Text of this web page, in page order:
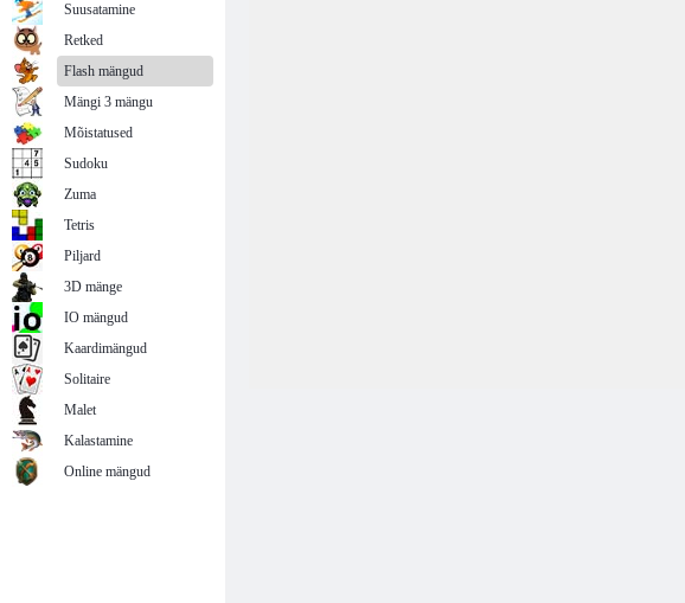
Suusatamine
Retked
Flash mängud
Mängi 3 mängu
Mõistatused
Sudoku
Zuma
Tetris
Piljard
3D mänge
IO mängud
Kaardimängud
Solitaire
Malet
Kalastamine
Online mängud